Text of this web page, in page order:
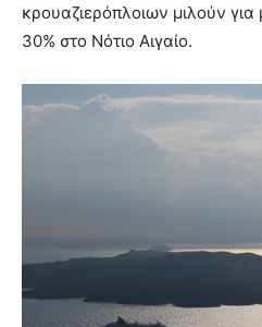
κρουαζιερόπλοιων μιλούν
30% στο Νότιο Αιγαίο.